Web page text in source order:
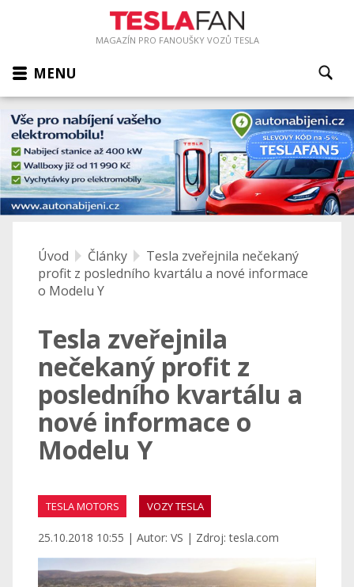
MAGAZÍN PRO FANOUŠKY VOZŮ TESLA
MENU
Úvod Články
Tesla zveřejnila nečekaný
profit z posledního kvartálu a nové informace
o Modelu Y
Tesla zveřejnila
nečekaný profit z
posledního kvartálu a
nové informace o
Modelu Y
TESLA MOTORS VOZY TESLA
25.10.2018 10:55 | Autor: VS | Zdroj: tesla.com